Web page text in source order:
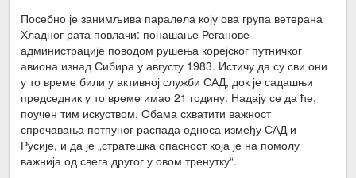
Посебно је занимљива паралела коју ова група ветерана
Хладног рата повлачи: понашање Реганове
администрације поводом рушења корејског путничког
авиона изнад Сибира у августу 1983. Истичу да су сви они
у то време били у активној служби САД, док је садашњи
председник у то време имао 21 годину. Надају се да ће,
поучен тим искуством, Обама схватити важност
спречавања потпуног распада односа између САД и
Русије, и да је „стратешка опасност која је на помолу
важнија од свега другог у овом тренутку“.